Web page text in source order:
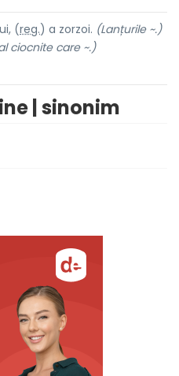
(reg.) a zorzoi. (Lanțurile ~.)
ciocnite care ~.)
| sinonim